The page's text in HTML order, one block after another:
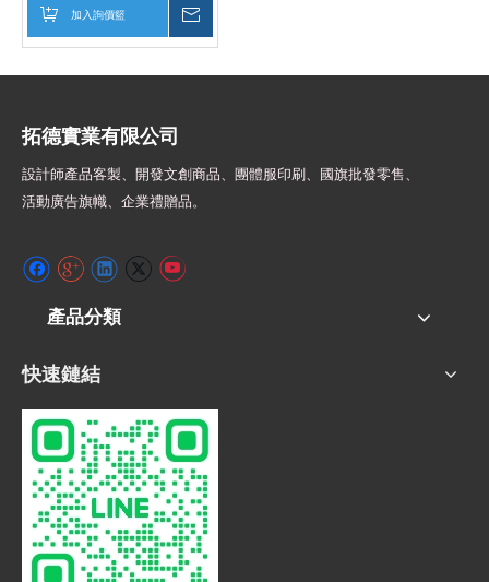
加入詢價籃
拓德實業有限公司
設計師產品客製、開發文創商品、團體服印刷、 國旗批發零售、
活動廣告旗幟、 企業禮贈品。
產品分類
快速鏈結